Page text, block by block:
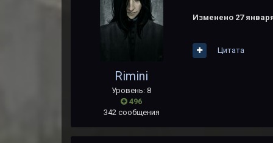
Rimini
Уровень: 8
496
342 сообщения
Изменено 27
Цитата